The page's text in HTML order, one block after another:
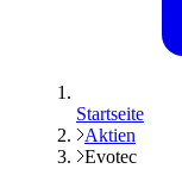
Startseite
Aktien
Evotec